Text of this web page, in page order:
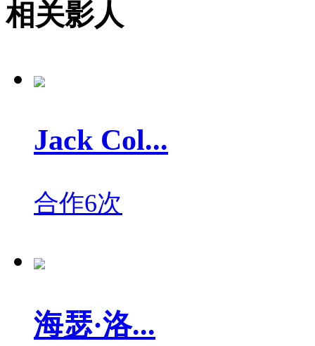
相关影人
Jack Col...
合作6次
海瑟·洛...